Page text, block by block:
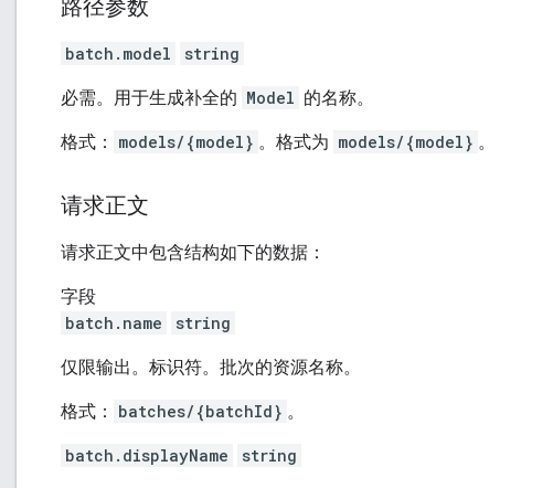
路径参数
batch.model string
必需。用于生成补全的 Model 的名称。
格式： models/{model} 。格式为 models/{model} 。
请求正文
请求正文中包含结构如下的数据：
字段
batch.name
string
仅限输出。标识符。批次的资源名称。
格式： batches/{batchId} 。
batch.displayName string